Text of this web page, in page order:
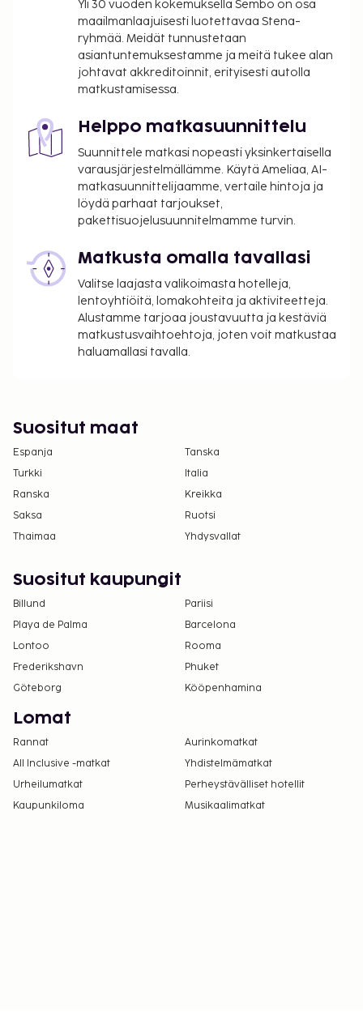
vanhoilta lapsilta.
Tässä on mainittu kaikki majoituspaikan meille
ilmoittamat maksut.
Kaikkien asiakkaiden, myös lasten, tulee olla
tulee näyttää virallinen kuvallinen
henkilöllisyystodistus tai passi.
Kansallisten määräysten vuoksi käteismaksut
eivät voi ylittää 5000 EUR:n suuruista summaa
tässä majoituspaikassa. Saat lisätietoja asiasta
ottamalla yhteyttä majoituspaikkaan
varausvahvistuksessa olevien tietojen avulla.
Majoituspaikan veloittamaan hintaan sisältyvät
pakolliset siivousmaksut.
Yli 30 vuoden kokemuksella Sembo on osa
maailmanlaajuisesti luotettavaa Stena-
ryhmää. Meidät tunnustetaan
asiantuntemuksestamme ja meitä tukee alan
johtavat akkreditoinnit, erityisesti autolla
matkustamisessa.
Helppo matkasuunnittelu
Suunnittele matkasi nopeasti yksinkertaisella
varausjärjestelmällämme. Käytä Ameliaa, AI-
matkasuunnittelijaamme, vertaile hintoja ja
löydä parhaat tarjoukset,
pakettisuojelusuunnitelmamme turvin.
Matkusta omalla tavallasi
Valitse laajasta valikoimasta hotelleja,
lentoyhtiöitä, lomakohteita ja aktiviteetteja.
Alustamme tarjoaa joustavuutta ja kestäviä
matkustusvaihtoehtoja, joten voit matkustaa
haluamallasi tavalla.
Suositut maat
Espanja
Tanska
Turkki
Italia
Ranska
Kreikka
Saksa
Ruotsi
Thaimaa
Yhdysvallat
Suositut kaupungit
Billund
Pariisi
Playa de Palma
Barcelona
Lontoo
Rooma
Frederikshavn
Phuket
Göteborg
Kööpenhamina
Lomat
Rannat
Aurinkomatkat
All Inclusive -matkat
Yhdistelmämatkat
Urheilumatkat
Perheystävälliset hotellit
Kaupunkiloma
Musikaalimatkat